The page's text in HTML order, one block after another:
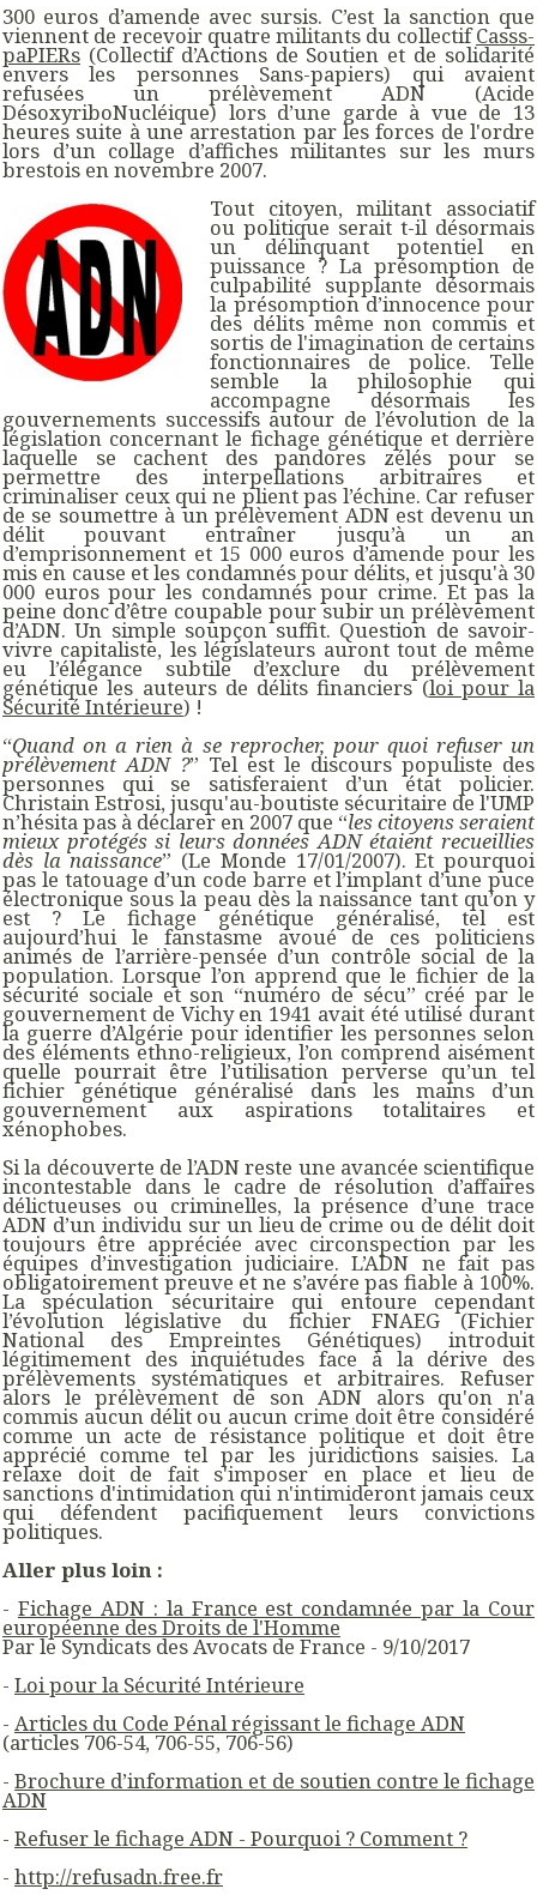
300 euros d’amende avec sursis. C’est la sanction que
viennent de recevoir quatre militants du collectifCasss-
paPIERs (Collectif d’Actions de Soutien et de solidarité
envers les personnes Sans-papiers) qui avaient
refusées un prélèvement ADN (Acide
DésoxyriboNucléique) lors d’une garde à vue de 13
heures suite à une arrestation par les forces de l'ordre
lors d’un collage d’affiches militantes sur les murs
brestois en novembre 2007.
Tout citoyen, militant associatif
ou politique serait t-il désormais
un délinquant potentiel en
puissance ? La présomption de
culpabilité supplante désormais
la présomption d’innocence pour
des délits même non commis et
sortis de l'imagination de certains
fonctionnaires de police. Telle
semble la philosophie qui
accompagne désormais les
gouvernements successifs autour de l’évolution de la
législation concernant le fichage génétique et derrière
laquelle se cachent des pandores zélés pour se
permettre des interpellations arbitraires et
criminaliser ceux qui ne plient pas l’échine. Car refuser
de se soumettre à un prélèvement ADN est devenu un
délit pouvant entraîner jusqu’à un an
d’emprisonnement et 15 000 euros d’amende pour les
mis en cause et les condamnés pour délits, et jusqu'à 30
000 euros pour les condamnés pour crime. Et pas la
peine donc d’être coupable pour subir un prélèvement
d’ADN. Un simple soupçon suffit. Question de savoir-
vivre capitaliste, les législateurs auront tout de même
eu l’élégance subtile d’exclure du prélèvement
génétique les auteurs de délits financiers (loi pour la
Sécurité Intérieure) !
“Quand on a rien à se reprocher, pour quoi refuser un
prélèvement ADN ?” Tel est le discours populiste des
personnes qui se satisferaient d’un état policier.
Christain Estrosi, jusqu'au-boutiste sécuritaire de l'UMP
n’hésita pas à déclarer en 2007 que “les citoyens seraient
mieux protégés si leurs données ADN étaient recueillies
dès la naissance” (Le Monde 17/01/2007). Et pourquoi
pas le tatouage d’un code barre et l’implant d’une puce
électronique sous la peau dès la naissance tant qu’on y
est ? Le fichage génétique généralisé, tel est
aujourd’hui le fanstasme avoué de ces politiciens
animés de l’arrière-pensée d’un contrôle social de la
population. Lorsque l’on apprend que le fichier de la
sécurité sociale et son “numéro de sécu” créé par le
gouvernement de Vichy en 1941 avait été utilisé durant
la guerre d’Algérie pour identifier les personnes selon
des éléments ethno-religieux, l’on comprend aisément
quelle pourrait être l’utilisation perverse qu’un tel
fichier génétique généralisé dans les mains d’un
gouvernement aux aspirations totalitaires et
xénophobes.
Si la découverte de l’ADN reste une avancée scientifique
incontestable dans le cadre de résolution d’affaires
délictueuses ou criminelles, la présence d’une trace
ADN d’un individu sur un lieu de crime ou de délit doit
toujours être appréciée avec circonspection par les
équipes d’investigation judiciaire. L’ADN ne fait pas
obligatoirement preuve et ne s’avére pas fiable à 100%.
La spéculation sécuritaire qui entoure cependant
l’évolution législative du fichier FNAEG (Fichier
National des Empreintes Génétiques) introduit
légitimement des inquiétudes face à la dérive des
prélèvements systématiques et arbitraires. Refuser
alors le prélèvement de son ADN alors qu'on n'a
commis aucun délit ou aucun crime doit être considéré
comme un acte de résistance politique et doit être
apprécié comme tel par les juridictions saisies. La
relaxe doit de fait s'imposer en place et lieu de
sanctions d'intimidation qui n'intimideront jamais ceux
qui défendent pacifiquement leurs convictions
politiques.
Aller plus loin :
- Fichage ADN : la France est condamnée par la Cour
européenne des Droits de l'Homme
Par le Syndicats des Avocats de France - 9/10/2017
- Loi pour la Sécurité Intérieure
- Articles du Code Pénal régissant le fichage ADN
(articles 706-54, 706-55, 706-56)
-Brochure d’information et de soutien contre le fichage
ADN
- Refuser le fichage ADN - Pourquoi ? Comment ?
- http://refusadn.free.fr